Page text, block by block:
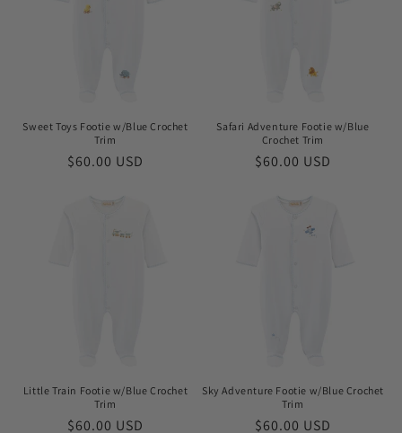
Sweet Toys Footie w/Blue Crochet
Trim
Prix
$60.00 USD
Safari Adventure Footie w/Blue
Crochet Trim
Prix
$60.00 USD
Little Train Footie w/Blue Crochet
Trim
Prix
$60.00 USD
Sky Adventure Footie w/Blue Crochet
Trim
Prix
$60.00 USD